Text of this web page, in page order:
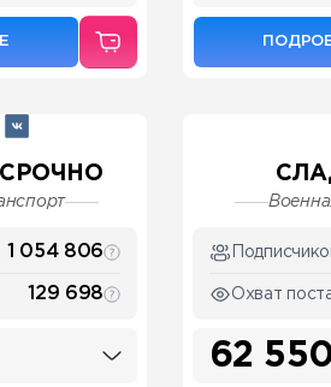
1 054 806
129 698 Охват
62